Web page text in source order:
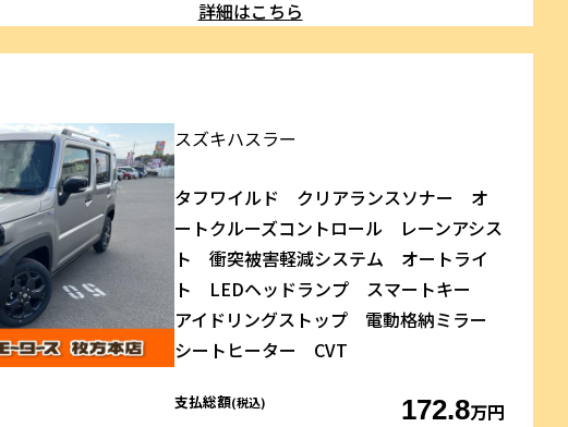
詳細はこちら
スズキハスラー
タフワイルド クリアランスソナー オ
ートクルーズコントロール レーンアシス
ト 衝突被害軽減システム オートライ
ト LEDヘッドランプ スマートキー
アイドリングストップ 電動格納ミラー
シートヒーター CVT
支払総額(税込) 172.8万円